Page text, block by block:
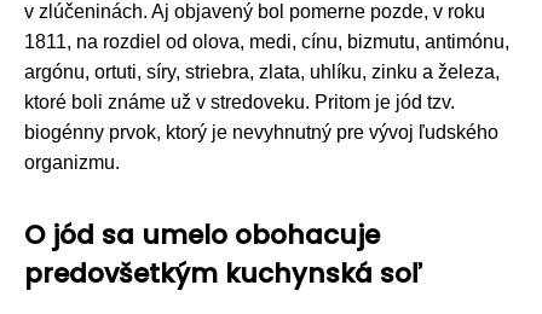
v zlúčeninách. Aj objavený bol pomerne pozde, v roku
1811, na rozdiel od olova, medi, cínu, bizmutu, antimónu,
argónu, ortuti, síry, striebra, zlata, uhlíku, zinku a železa,
ktoré boli známe už v stredoveku. Pritom je jód tzv.
biogénny prvok, ktorý je nevyhnutný pre vývoj ľudského
organizmu.
O jód sa umelo obohacuje
predovšetkým kuchynská soľ